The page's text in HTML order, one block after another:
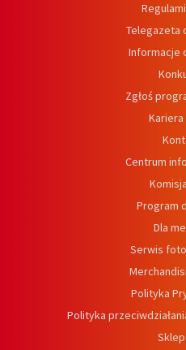
Telegazeta
Informacje
Zgłoś
Kariera
Centrum
Program
Dla
Serwis
Polityka
Polityka
Sklep